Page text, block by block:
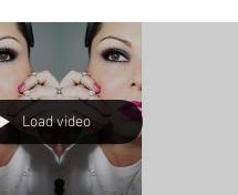
Load video